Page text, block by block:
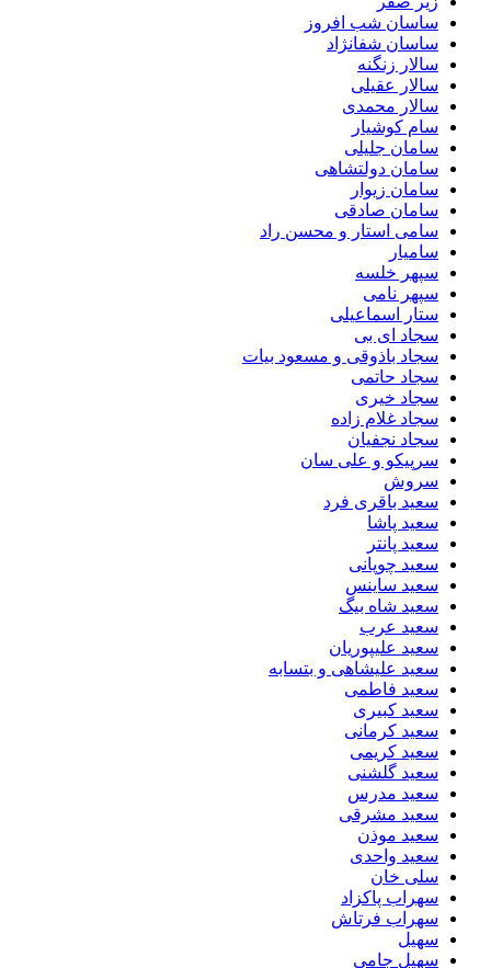
ساسان شب افروز
ساسان شفانژاد
سالار زنگنه
سالار عقیلی
سالار محمدی
سام کوشیار
سامان جلیلی
سامان دولتشاهی
سامان زیوار
سامان صادقی
سامی استار و محسن راد
سامیار
سپهر خلسه
سپهر نامی
ستار اسماعیلی
سجاد ای بی
سجاد باذوقی و مسعود بیات
سجاد حاتمی
سجاد خیری
سجاد غلام زاده
سجاد نجفیان
سرپیکو و علی سان
سروش
سعید باقری فرد
سعید پاشا
سعید پانتر
سعید چوپانی
سعید ساینس
سعید شاه بیگ
سعید عرب
سعید علیپوریان
سعید علیشاهی و بتسابه
سعید فاطمی
سعید کبیری
سعید کرمانی
سعید کریمی
سعید گلشنی
سعید مدرس
سعید مشرقی
سعید موذن
سعید واحدی
سلی خان
سهراب پاکزاد
سهراب فرتاش
سهیل
سهیل جامی